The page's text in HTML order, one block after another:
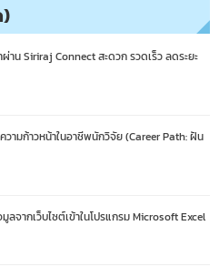
าน Siriraj Connect สะดวก รวดเร็ว ลดระยะ
วามก้าวหน้าในอาชีพนักวิจัย (Career Path: ฝัน
ลจากเว็บไซต์เข้าในโปรแกรม Microsoft Excel